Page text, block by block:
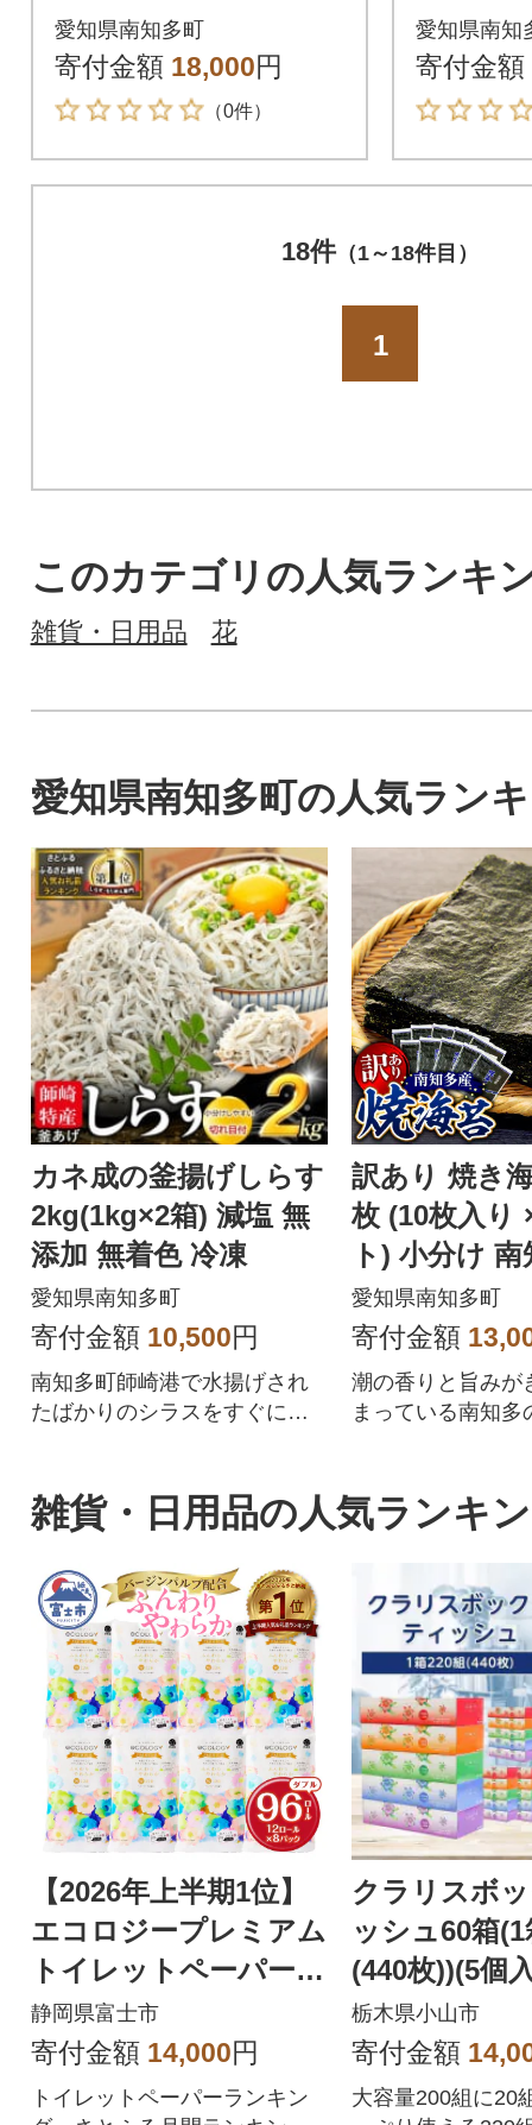
ト鉢 CSM-300 カーメ
ン君オリジナルカラ
ー 4色
愛知県南知多町
寄付金額 18,000円
（0件）
べい
やわん
やつに
愛知県南知
寄付金額
18件（1～18件目）
1
このカテゴリの人気ランキ
雑貨・日用品 花
愛知県南知多町の人気ラン
カネ成の釜揚げしらす
2kg(1kg×2箱) 減塩 無
添加 無着色 冷凍
愛知県南知多町
寄付金額 10,500円
南知多町師崎港で水揚げされ
たばかりのシラスをすぐに釜
訳あり 焼き
枚 (10枚入り
ト) 小分け
愛知県南知多町
寄付金額
潮の香りと旨みが
まっている南知多
雑貨・日用品の人気ランキ
【2026年上半期1位】
エコロジープレミアム
トイレットペーパー
ダブル 96ロール 日用
品 人気
静岡県富士市
寄付金額 14,000円
トイレットペーパーランキン
クラリスボ
ッシュ60箱
(440枚))(5個
ット)
栃木県小山市
寄付金額
大容量200組に20